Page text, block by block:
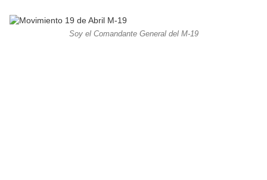
Soy el Comandante General del M-19